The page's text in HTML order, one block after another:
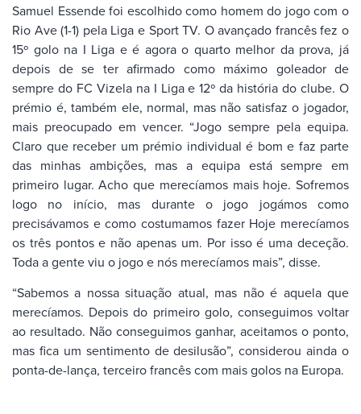
Samuel Essende foi escolhido como homem do jogo com o
Rio Ave (1-1) pela Liga e Sport TV. O avançado francês fez o
15º golo na I Liga e é agora o quarto melhor da prova, já
depois de se ter afirmado como máximo goleador de
sempre do FC Vizela na I Liga e 12º da história do clube. O
prémio é, também ele, normal, mas não satisfaz o jogador,
mais preocupado em vencer. “Jogo sempre pela equipa.
Claro que receber um prémio individual é bom e faz parte
das minhas ambições, mas a equipa está sempre em
primeiro lugar. Acho que merecíamos mais hoje. Sofremos
logo no início, mas durante o jogo jogámos como
precisávamos e como costumamos fazer Hoje merecíamos
os três pontos e não apenas um. Por isso é uma deceção.
Toda a gente viu o jogo e nós merecíamos mais”, disse.
“Sabemos a nossa situação atual, mas não é aquela que
merecíamos. Depois do primeiro golo, conseguimos voltar
ao resultado. Não conseguimos ganhar, aceitamos o ponto,
mas fica um sentimento de desilusão”, considerou ainda o
ponta-de-lança, terceiro francês com mais golos na Europa.